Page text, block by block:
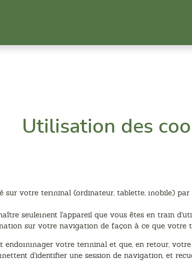
Utilisation des
sur votre terminal (ordinateur, tablette, mobile)
seulement l'appareil que vous êtes en train
sur votre navigation de façon à ce que votre
endommager votre terminal et que, en retour,
d'identifier une session de navigation, et